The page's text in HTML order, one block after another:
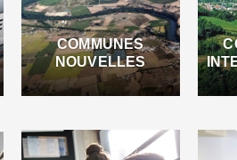
COMMUNES
NOUVELLES